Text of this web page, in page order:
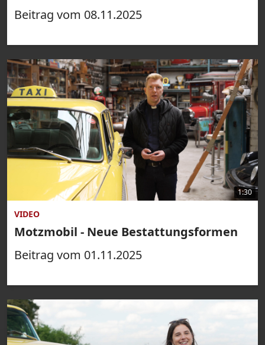
Beitrag vom 08.11.2025
1:30
VIDEO
Motzmobil - Neue Bestattungsformen
Beitrag vom 01.11.2025